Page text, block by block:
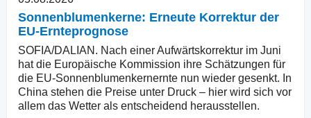
Sonnenblumenkerne: Erneute Korrektur der
EU-Ernteprognose
SOFIA/DALIAN. Nach einer Aufwärtskorrektur im Juni
hat die Europäische Kommission ihre Schätzungen für
die EU-Sonnenblumenkernernte nun wieder gesenkt. In
China stehen die Preise unter Druck – hier wird sich vor
allem das Wetter als entscheidend herausstellen.